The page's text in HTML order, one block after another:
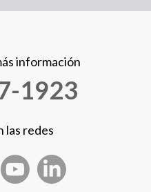
información
1923
las redes